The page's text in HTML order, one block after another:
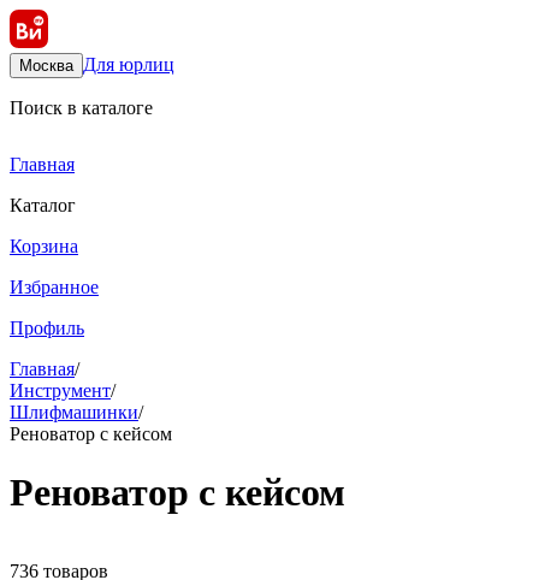
Москва Для юрлиц
Поиск в каталоге
Главная
Каталог
Корзина
Избранное
Профиль
Главная/
Инструмент/
Шлифмашинки/
Реноватор с кейсом
Реноватор с кейсом
736 товаров